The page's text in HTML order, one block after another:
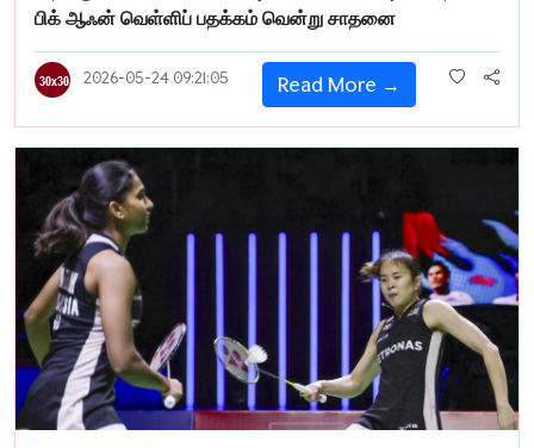
பிக் ஆஃன் வெள்ளிப் பதக்கம் வென்று சாதனை
2026-05-24 09:21:05 Read More →